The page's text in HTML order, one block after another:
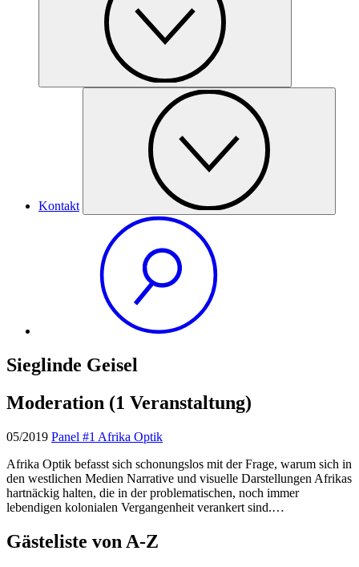
Kontakt
Sieglinde Geisel
Moderation (1 Veranstaltung)
05/2019 Panel #1 Afrika Optik
Afrika Optik befasst sich schonungslos mit der Frage, warum sich in
den westlichen Medien Narrative und visuelle Darstellungen Afrikas
hartnäckig halten, die in der problematischen, noch immer
lebendigen kolonialen Vergangenheit verankert sind.…
Gästeliste von A-Z